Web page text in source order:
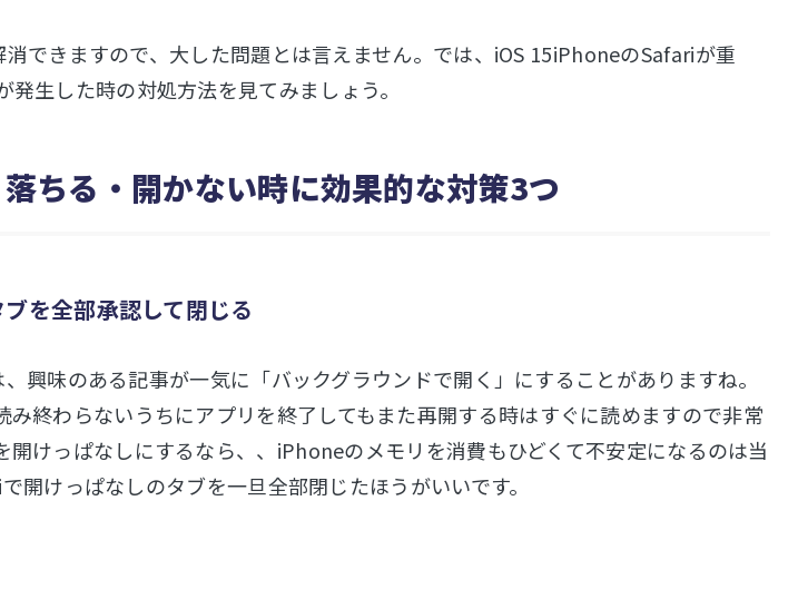
できますので、大した問題とは言えません。では、iOS 15iPhoneのSafariが重
生した時の対処方法を見てみましょう。
ちる・開かない時に効果的な対策3つ
を全部承認して閉じる
興味のある記事が一気に「バックグラウンドで開く」にすることがありますね。
み終わらないうちにアプリを終了してもまた再開する時はすぐに読めますので非常
開けっぱなしにするなら、、iPhoneのメモリを消費もひどくて不安定になるのは当
開けっぱなしのタブを一旦全部閉じたほうがいいです。